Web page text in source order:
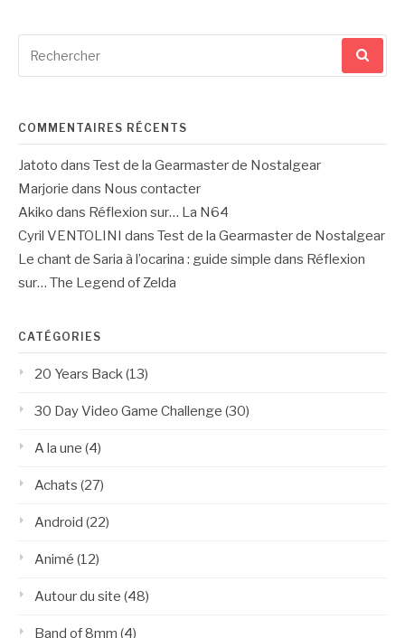
pour
COMMENTAIRES RÉCENTS
Jatoto dans Test de la Gearmaster de Nostalgear
Marjorie dans Nous contacter
Akiko dans Réflexion sur… La N64
Cyril VENTOLINI dans Test de la Gearmaster de Nostalgear
Le chant de Saria à l’ocarina : guide simple dans Réflexion
sur… The Legend of Zelda
CATÉGORIES
20 Years Back(13)
30 Day Video Game Challenge (30)
A la une (4)
Achats (27)
Android (22)
Animé (12)
Autour du site (48)
Band of 8mm (4)